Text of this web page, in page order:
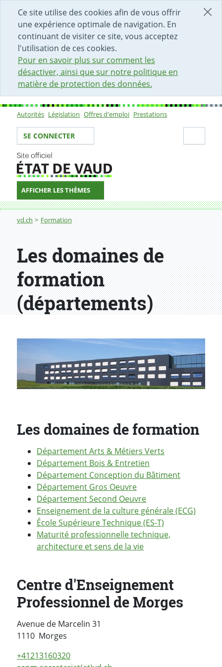
Ce site utilise des cookies afin de vous offrir
une expérience optimale de navigation. En
continuant de visiter ce site, vous acceptez
l'utilisation de ces cookies.
Pour en savoir plus sur comment les
désactiver, ainsi que sur notre politique en
matière de protection des données.
DÉBUT DU CONTENU DE LA PAGE
ACCÈS AU CHAMP DE RECHERCHE
PAGE D'ACCUEIL
FORMULAIRE DE CONTACT
Sous-navigation
Autorités Législation Offres d'emploi Prestations
Votre identité
SE CONNECTER
AFFICHER LES THÈMES
Fil d'Ariane
vd.ch Formation
Les domaines de formation (départements)
Les domaines de
formation
(départements)
Les domaines de formation
Département Arts & Métiers Verts
Département Bois & Entretien
Département Conception du Bâtiment
Département Gros Oeuvre
Département Second Oeuvre
Enseignement de la culture générale (ECG)
École Supérieure Technique (ES-T)
Maturité professionnelle technique,
architecture et sens de la vie
Centre d'Enseignement
Professionnel de Morges
Avenue de Marcelin 31
1110 Morges
+41213160320